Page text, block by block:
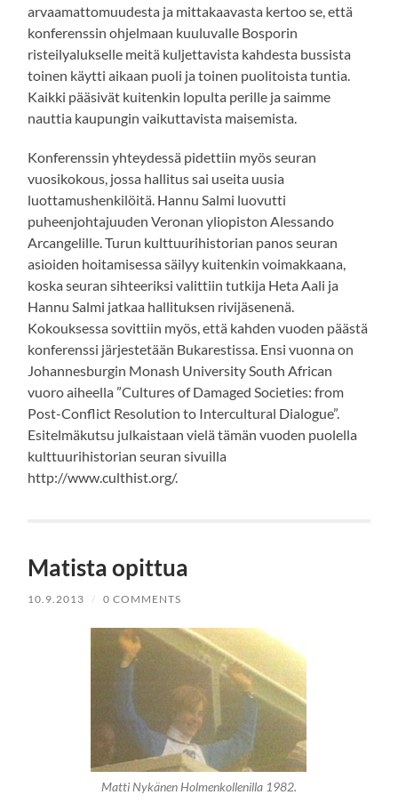
arvaamattomuudesta ja mittakaavasta kertoo se, että
konferenssin ohjelmaan kuuluvalle Bosporin
risteilyalukselle meitä kuljettavista kahdesta bussista
toinen käytti aikaan puoli ja toinen puolitoista tuntia.
Kaikki pääsivät kuitenkin lopulta perille ja saimme
nauttia kaupungin vaikuttavista maisemista.
Konferenssin yhteydessä pidettiin myös seuran
vuosikokous, jossa hallitus sai useita uusia
luottamushenkilöitä. Hannu Salmi luovutti
puheenjohtajuuden Veronan yliopiston Alessando
Arcangelille. Turun kulttuurihistorian panos seuran
asioiden hoitamisessa säilyy kuitenkin voimakkaana,
koska seuran sihteeriksi valittiin tutkija Heta Aali ja
Hannu Salmi jatkaa hallituksen rivijäsenenä.
Kokouksessa sovittiin myös, että kahden vuoden päästä
konferenssi järjestetään Bukarestissa. Ensi vuonna on
Johannesburgin Monash University South African
vuoro aiheella ”Cultures of Damaged Societies: from
Post-Conflict Resolution to Intercultural Dialogue”.
Esitelmäkutsu julkaistaan vielä tämän vuoden puolella
kulttuurihistorian seuran sivuilla
http://www.culthist.org/.
Matista opittua
10.9.2013 / 0 COMMENTS
Matti Nykänen Holmenkollenilla 1982.